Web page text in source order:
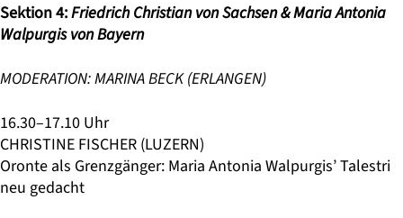
Sektion 4:Friedrich Christian von Sachsen & Maria Antonia
Walpurgis von Bayern
MODERATION: MARINA BECK (ERLANGEN)
16.30–17.10 Uhr
CHRISTINE FISCHER (LUZERN)
Oronte als Grenzgänger: Maria Antonia Walpurgis’ Talestri
neu gedacht